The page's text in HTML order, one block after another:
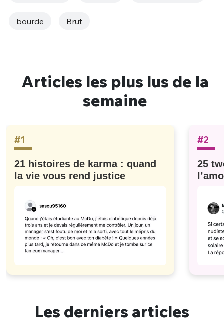
bourde Brut
Articles les plus lus de la
semaine
#1
21 histoires de karma : quand
la vie vous rend justice
#2
25
Les derniers articles